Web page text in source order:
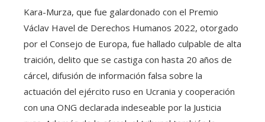
Kara-Murza, que fue galardonado con el Premio
Václav Havel de Derechos Humanos 2022, otorgado
por el Consejo de Europa, fue hallado culpable de alta
traición, delito que se castiga con hasta 20 años de
cárcel, difusión de información falsa sobre la
actuación del ejército ruso en Ucrania y cooperación
con una ONG declarada indeseable por la Justicia